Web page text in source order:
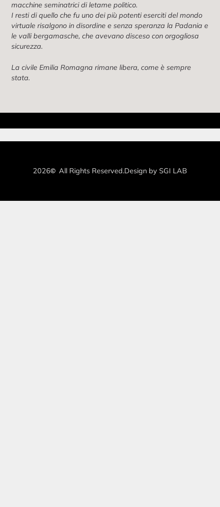
macchine seminatrici di letame politico.
I resti di quello che fu uno dei più potenti eserciti del mondo
virtuale risalgono in disordine e senza speranza la Padania e
le valli bergamasche, che avevano disceso con orgogliosa
sicurezza.
La civile Emilia Romagna rimane libera, come è sempre
stata.
2026 All Rights Reserved.Design by SGI LAB